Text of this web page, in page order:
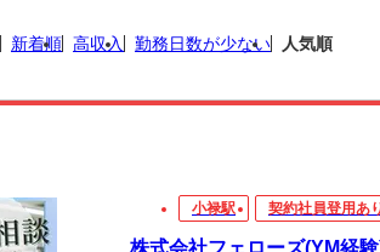
新着順 高収入 勤務日数が少ない 人気順
小禄駅 契約社員登用あ
株式会社フェローズ(YM経